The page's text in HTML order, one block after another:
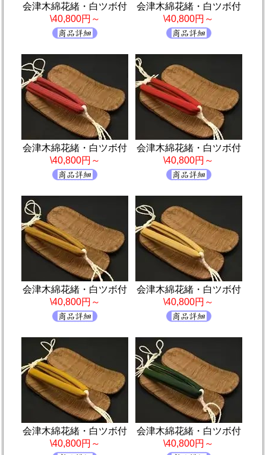
会津木綿花緒・白ツボ付
\40,800円～
会津木綿花緒・白ツボ付
\40,800円～
会津木綿花緒・白ツボ付
\40,800円～
会津木綿花緒・白ツボ付
\40,800円～
会津木綿花緒・白ツボ付
\40,800円～
会津木綿花緒・白ツボ付
\40,800円～
会津木綿花緒・白ツボ付
\40,800円～
会津木綿花緒・白ツボ付
\40,800円～